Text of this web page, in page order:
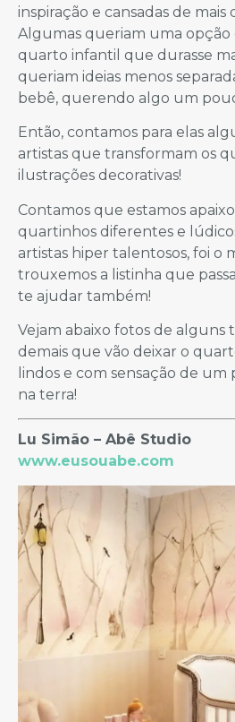
inspiração e cansadas de mais
Algumas queriam uma opção
quarto infantil que durasse
queriam ideias menos
bebê, querendo algo um
Então, contamos para elas
artistas que transformam os
ilustrações decorativas!
Contamos que estamos
quartinhos diferentes e
artistas hiper talentosos, foi o
trouxemos a listinha que
te ajudar também!
Vejam abaixo fotos de alguns
demais que vão deixar o
lindos e com sensação de
na terra!
Lu Simão – Abê Studio
www.eusouabe.com